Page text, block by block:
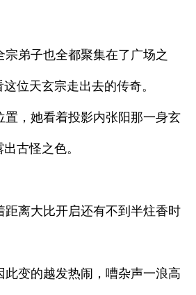
弟子也全都聚集在了广场之
位天玄宗走出去的传奇。
，她看着投影内张阳那一身玄
古怪之色。
离大比开启还有不到半炷香时
变的越发热闹，嘈杂声一浪高